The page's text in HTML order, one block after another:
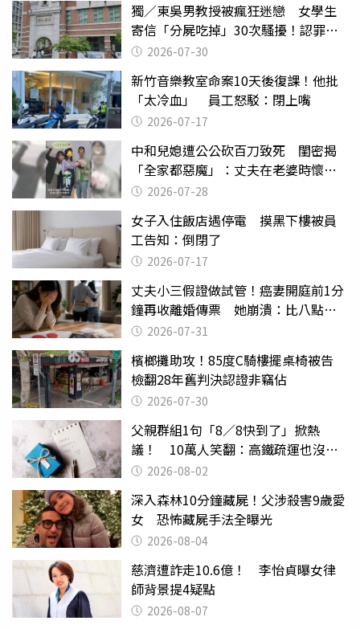
獨／東吳男教授被瘋狂迷戀 女學生
寄信「分屍吃掉」30次騷擾！認罪免
關 2026-07-30
新竹音樂教室命案10天後復課！他批
「太冷血」 員工怒駁：閉上嘴
2026-07-17
中和兒媳遭公公砍百刀致死 閨密揭
「全家都惡魔」：丈夫在老婆時懷孕
摔東西
2026-07-28
女子入住飯店遇停電 摸黑下樓被員
工告知：倒閉了
2026-07-17
丈夫小三假證做試管！癌妻開庭前1分
鐘再收離婚傳票 她崩潰：比八點檔
還扯2026-07-31
檳榔攤助攻！85度C騎樓擺桌椅被告
檢翻28年舊判決認證非竊佔
2026-07-30
父親群組1句「8／8快到了」掀熱
議！ 10萬人笑翻：高鐵疏運也沒列
父親節
2026-08-02
深入森林10分鐘藏屍！父涉殺害9歲愛
女 恐怖藏屍手法全曝光
2026-08-04
慈濟遭詐走10.6億！ 李怡貞曝女律
師背景提4疑點
2026-08-07